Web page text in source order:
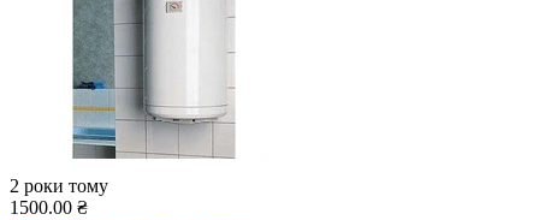
2 роки тому
1500.00 ₴